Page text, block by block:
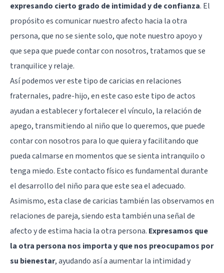
expresando cierto grado de intimidad y de confianza. El
propósito es comunicar nuestro afecto hacia la otra
persona, que no se siente solo, que note nuestro apoyo y
que sepa que puede contar con nosotros, tratamos que se
tranquilice y relaje.
Así podemos ver este tipo de caricias en relaciones
fraternales, padre-hijo, en este caso este tipo de actos
ayudan a establecer y fortalecer el vínculo, la relación de
apego, transmitiendo al niño que lo queremos, que puede
contar con nosotros para lo que quiera y facilitando que
pueda calmarse en momentos que se sienta intranquilo o
tenga miedo. Este contacto físico es fundamental durante
el desarrollo del niño para que este sea el adecuado.
Asimismo, esta clase de caricias también las observamos en
relaciones de pareja, siendo esta también una señal de
afecto y de estima hacia la otra persona. Expresamos que
la otra persona nos importa y que nos preocupamos por
su bienestar, ayudando así a aumentar la intimidad y